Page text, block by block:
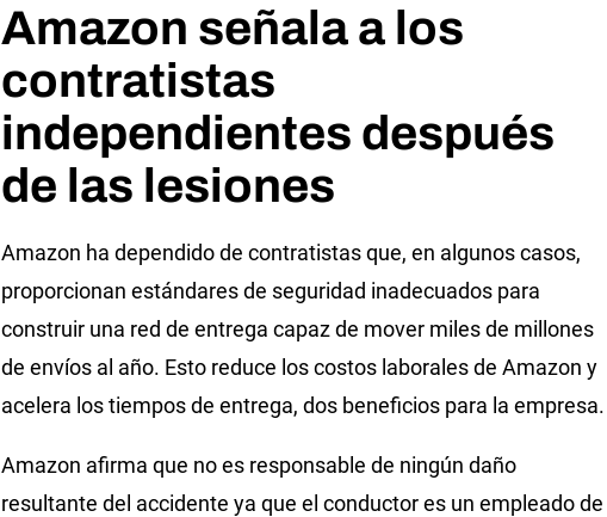
Amazon señala a los
contratistas
independientes después
de las lesiones
Amazon ha dependido de contratistas que, en algunos casos,
proporcionan estándares de seguridad inadecuados para
construir una red de entrega capaz de mover miles de millones
de envíos al año. Esto reduce los costos laborales de Amazon y
acelera los tiempos de entrega, dos beneficios para la empresa.
Amazon afirma que no es responsable de ningún daño
resultante del accidente ya que el conductor es un empleado de